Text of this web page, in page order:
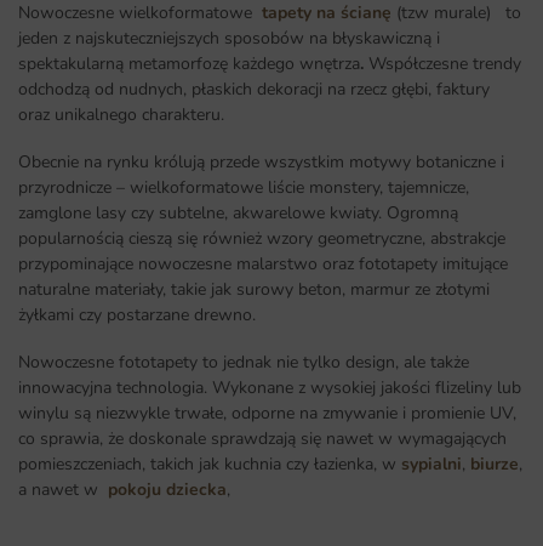
Nowoczesne wielkoformatowe tapety na ścianę (tzw murale) to
jeden z najskuteczniejszych sposobów na błyskawiczną i
spektakularną metamorfozę każdego wnętrza. Współczesne trendy
odchodzą od nudnych, płaskich dekoracji na rzecz głębi, faktury
oraz unikalnego charakteru.
Obecnie na rynku królują przede wszystkim motywy botaniczne i
przyrodnicze – wielkoformatowe liście monstery, tajemnicze,
zamglone lasy czy subtelne, akwarelowe kwiaty. Ogromną
popularnością cieszą się również wzory geometryczne, abstrakcje
przypominające nowoczesne malarstwo oraz fototapety imitujące
naturalne materiały, takie jak surowy beton, marmur ze złotymi
żyłkami czy postarzane drewno.
Nowoczesne fototapety to jednak nie tylko design, ale także
innowacyjna technologia. Wykonane z wysokiej jakości flizeliny lub
winylu są niezwykle trwałe, odporne na zmywanie i promienie UV,
co sprawia, że doskonale sprawdzają się nawet w wymagających
pomieszczeniach, takich jak kuchnia czy łazienka, w sypialni, biurze,
a nawet w pokoju dziecka,